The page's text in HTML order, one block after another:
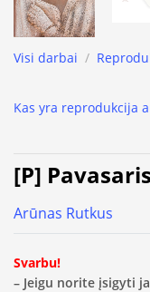
Visi darbai /
Kas yra reprodukcija
[P]
Arūnas Rutkus
Svarbu!
– Jeigu norite įsigyti